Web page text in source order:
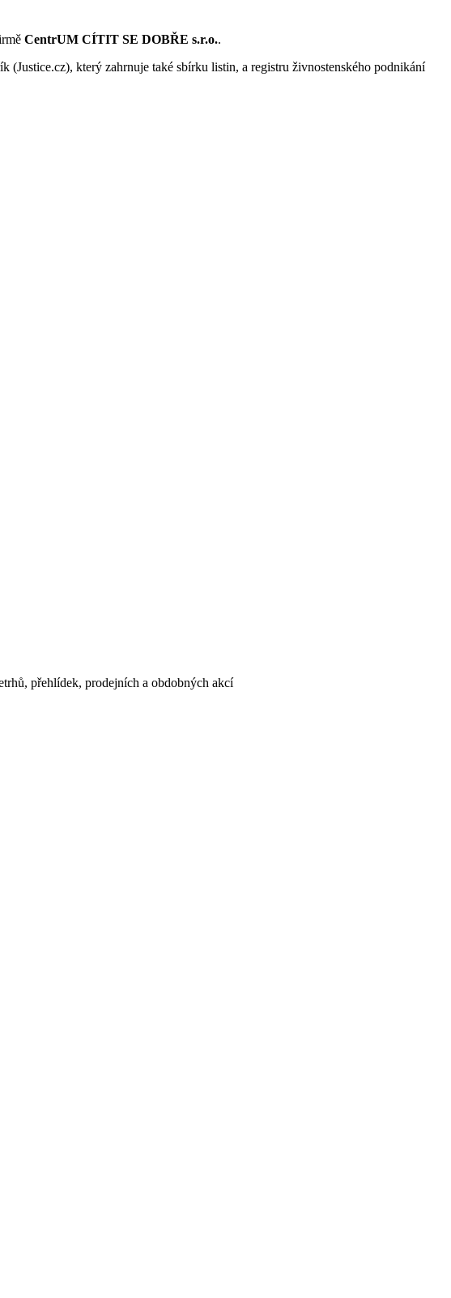
CentrUM CÍTIT SE DOBŘE s.r.o..
který zahrnuje také sbírku listin, a registru živnostenského podnikání
přehlídek, prodejních a obdobných akcí